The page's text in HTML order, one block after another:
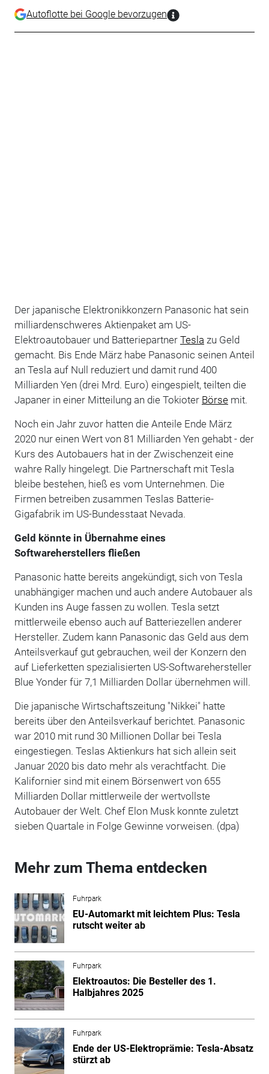
Autoflotte bei Google bevorzugen
Der japanische Elektronikkonzern Panasonic hat sein
milliardenschweres Aktienpaket am US-
Elektroautobauer und Batteriepartner Tesla zu Geld
gemacht. Bis Ende März habe Panasonic seinen Anteil
an Tesla auf Null reduziert und damit rund 400
Milliarden Yen (drei Mrd. Euro) eingespielt, teilten die
Japaner in einer Mitteilung an die Tokioter Börsemit.
Noch ein Jahr zuvor hatten die Anteile Ende März
2020 nur einen Wert von 81 Milliarden Yen gehabt - der
Kurs des Autobauers hat in der Zwischenzeit eine
wahre Rally hingelegt. Die Partnerschaft mit Tesla
bleibe bestehen, hieß es vom Unternehmen. Die
Firmen betreiben zusammen Teslas Batterie-
Gigafabrik im US-Bundesstaat Nevada.
Geld könnte in Übernahme eines
Softwareherstellers fließen
Panasonic hatte bereits angekündigt, sich von Tesla
unabhängiger machen und auch andere Autobauer als
Kunden ins Auge fassen zu wollen. Tesla setzt
mittlerweile ebenso auch auf Batteriezellen anderer
Hersteller. Zudem kann Panasonic das Geld aus dem
Anteilsverkauf gut gebrauchen, weil der Konzern den
auf Lieferketten spezialisierten US-Softwarehersteller
Blue Yonder für 7,1 Milliarden Dollar übernehmen will.
Die japanische Wirtschaftszeitung "Nikkei" hatte
bereits über den Anteilsverkauf berichtet. Panasonic
war 2010 mit rund 30 Millionen Dollar bei Tesla
eingestiegen. Teslas Aktienkurs hat sich allein seit
Januar 2020 bis dato mehr als verachtfacht. Die
Kalifornier sind mit einem Börsenwert von 655
Milliarden Dollar mittlerweile der wertvollste
Autobauer der Welt. Chef Elon Musk konnte zuletzt
sieben Quartale in Folge Gewinne vorweisen. (dpa)
Mehr zum Thema entdecken
Fuhrpark
EU-Automarkt mit leichtem Plus: Tesla
rutscht weiter ab
Fuhrpark
Elektroautos: Die Besteller des 1.
Halbjahres 2025
Fuhrpark
Ende der US-Elektroprämie: Tesla-Absatz
stürzt ab